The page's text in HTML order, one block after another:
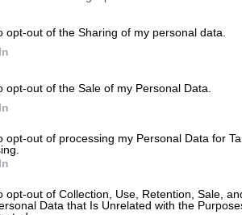
opt-out of the Sharing of my personal data.
opt-out of the Sale of my Personal Data.
opt-out of processing my Personal Data for
opt-out of Collection, Use, Retention, Sale,
Data that Is Unrelated with the
star, who died at age 79 on
million to be exact – of her
14, 2025
ένας στενός φίλος
«οι μεγάλες αγάπες της ήταν
ο σκύλος της». Ο Ρέτζι ήταν